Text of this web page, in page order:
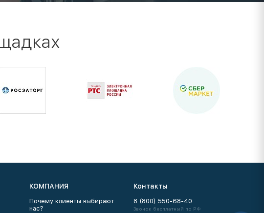
КОМПАНИЯ
Почему клиенты выбирают
нас?
Контакты
8 (800) 550-68-40
Звонок бесплатный по РФ